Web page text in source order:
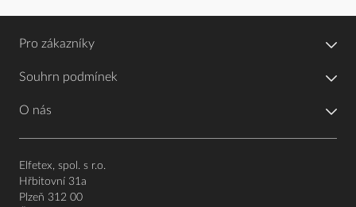
Pro zákazníky
Souhrn podmínek
O nás
Elfetex, spol. s r.o.
Hřbitovní 31a
Plzeň 312 00